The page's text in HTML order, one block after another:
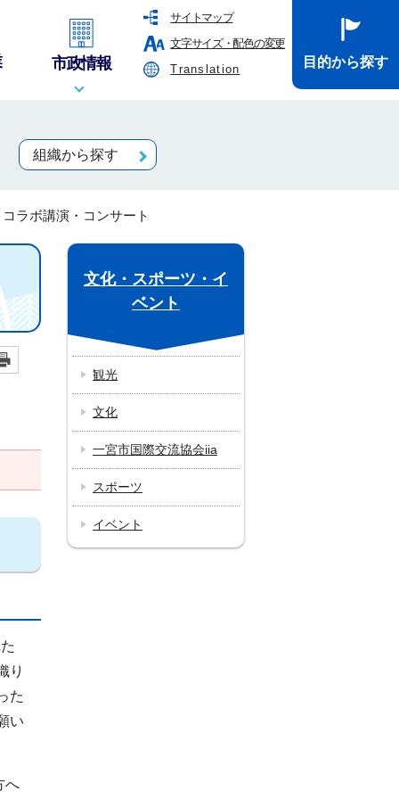
サイトマップ
文字サイズ・配色の変更
Translation
市政情報 目的から探す
組織から探す
ラボ講演・コンサート
り
た
い
へ
文化・スポーツ・イ
ベント
観光
文化
一宮市国際交流協会iia
スポーツ
イベント